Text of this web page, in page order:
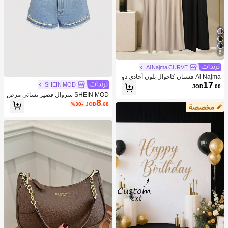
6
Al Najma CURVE
Al Najma فستان كاجوال بلون أحادي ذو
ياقة على شكل حرف V لحجم كبير للنسا
JOD17.00
SHEIN MOD
SHEIN MOD سروال قصير نسائي مرص
ع بالراين والخرز الزجاجي وباللون الجينز
JOD8.68
%30-